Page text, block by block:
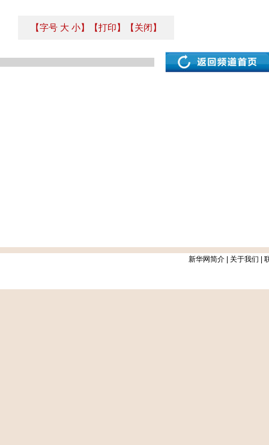
【字号 大 小】 【打印】 【关闭】
新华网简介 关于我们